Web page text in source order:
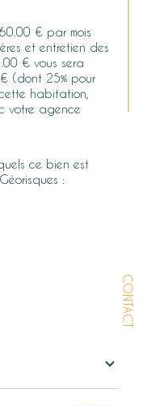
CONTACT
€ par mois
et entretien des
€ vous sera
€ (dont 25% pour
habitation,
votre agence
ce bien est
: